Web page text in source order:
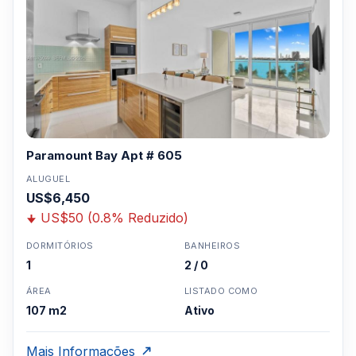
Clique aqui para mandar um emailou
WhatsApp um corretor em Miami +1 305 540
5744
Para Vendas ligar no telefone no Brasil SP 11-
3957-0613
Paramount Bay Apt # 605
ALUGUEL
US$6,450
US$50 (0.8% Reduzido)
DORMITÓRIOS
1
BANHEIROS
2 / 0
ÁREA
107 m2
LISTADO COMO
Ativo
Mais Informações